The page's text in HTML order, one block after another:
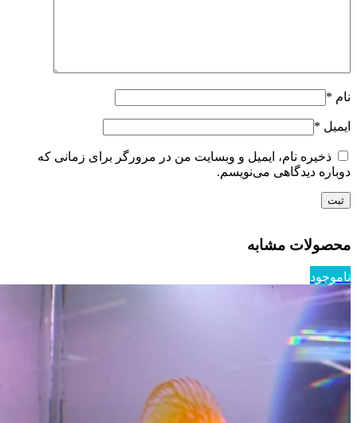
نام *
ایمیل *
ذخیره نام، ایمیل و وبسایت من در مرورگر برای زمانی که
دوباره دیدگاهی می‌نویسم.
محصولات مشابه
ناموجود